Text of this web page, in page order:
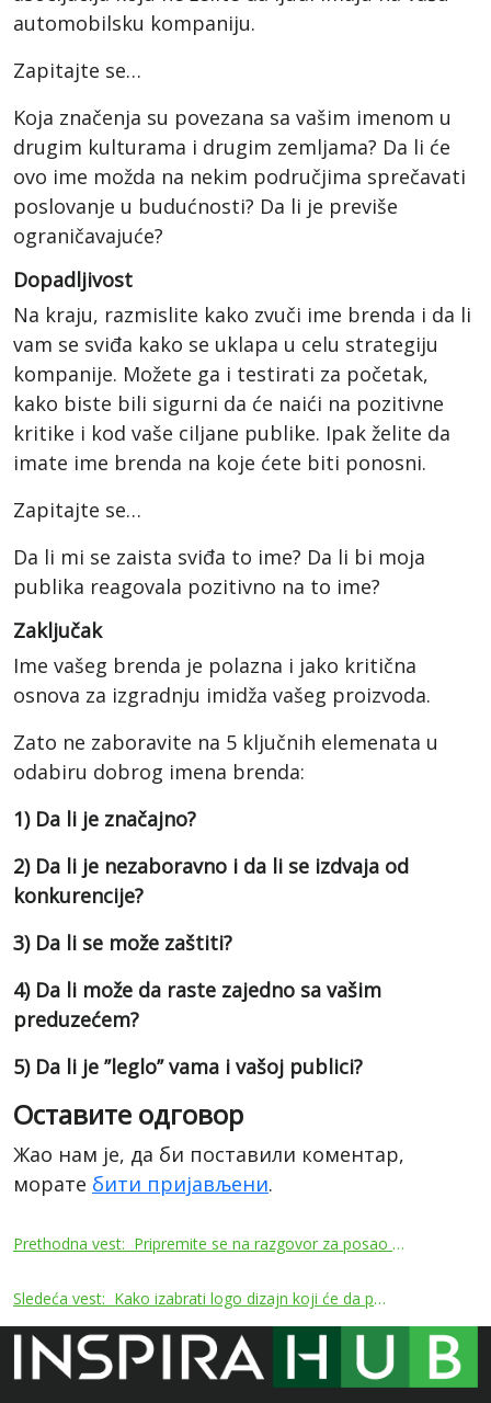
automobilsku kompaniju.
Zapitajte se…
Koja značenja su povezana sa vašim imenom u
drugim kulturama i drugim zemljama? Da li će
ovo ime možda na nekim područjima sprečavati
poslovanje u budućnosti? Da li je previše
ograničavajuće?
Dopadljivost
Na kraju, razmislite kako zvuči ime brenda i da li
vam se sviđa kako se uklapa u celu strategiju
kompanije. Možete ga i testirati za početak,
kako biste bili sigurni da će naići na pozitivne
kritike i kod vaše ciljane publike. Ipak želite da
imate ime brenda na koje ćete biti ponosni.
Zapitajte se…
Da li mi se zaista sviđa to ime? Da li bi moja
publika reagovala pozitivno na to ime?
Zaključak
Ime vašeg brenda je polazna i jako kritična
osnova za izgradnju imidža vašeg proizvoda.
Zato ne zaboravite na 5 ključnih elemenata u
odabiru dobrog imena brenda:
1) Da li je značajno?
2) Da li je nezaboravno i da li se izdvaja od
konkurencije?
3) Da li se može zaštiti?
4) Da li može da raste zajedno sa vašim
preduzećem?
5) Da li je ’’leglo’’ vama i vašoj publici?
Оставите одговор
Жао нам је, да би поставили коментар,
морате бити пријављени.
Кретање
Prethodna vest: Pripremite se na razgovor za posao uz ovih 7 saveta
Sledeća vest: Kako izabrati logo dizajn koji će da priča baš vašu priču?